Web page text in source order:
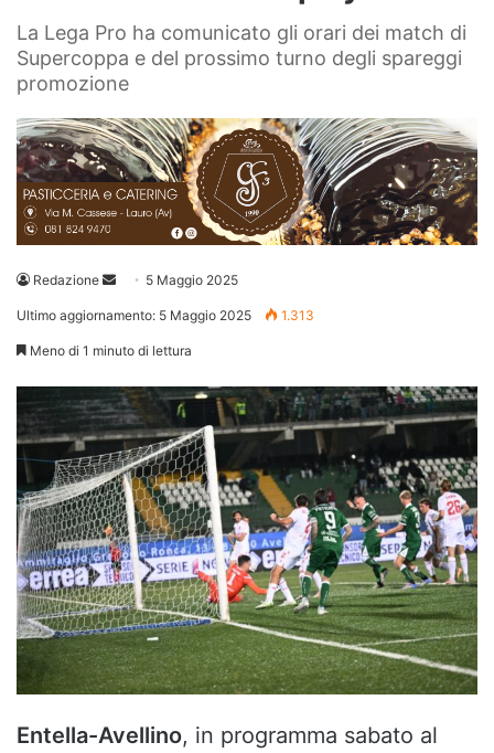
La Lega Pro ha comunicato gli orari dei match di
Supercoppa e del prossimo turno degli spareggi
promozione
Redazione
Invia 5 Maggio 2025
Ultimo aggiornamento: 5 Maggio 2025 1.313
Meno di 1 minuto di lettura
Entella-Avellino, in programma sabato al